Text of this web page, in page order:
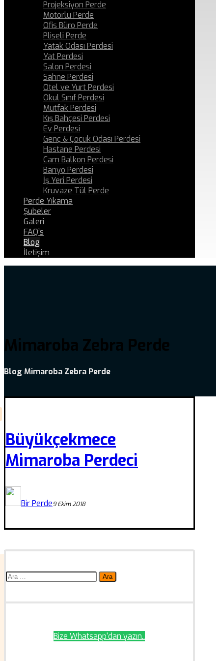
Projeksiyon Perde
Motorlu Perde
Ofis Büro Perde
Pliseli Perde
Yatak Odası Perdesi
Yat Perdesi
Salon Perdesi
Sahne Perdesi
Otel ve Yurt Perdesi
Okul Sınıf Perdesi
Mutfak Perdesi
Kış Bahçesi Perdesi
Ev Perdesi
Genç & Çocuk Odası Perdesi
Hastane Perdesi
Cam Balkon Perdesi
Banyo Perdesi
İş Yeri Perdesi
Kruvaze Tül Perde
Perde Yıkama
Şubeler
Galeri
FAQ’s
Blog
İletişim
Mimaroba Zebra Perde
Blog Mimaroba Zebra Perde
Büyükçekmece
Mimaroba Perdeci
Bir Perde9 Ekim 2018
Arama:
Bize Whatsapp'dan yazın..